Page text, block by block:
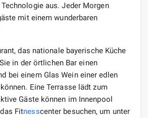
aus. Jeder Morgen
mit einem wunderbaren
das nationale bayerische Küche
in der örtlichen Bar einen
bei einem Glas Wein einer edlen
Eine Terrasse lädt zum
Gäste können im Innenpool
Fitnesscenter besuchen, um unter